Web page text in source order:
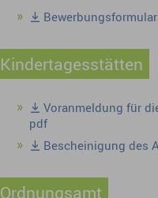
Kindertagesstätten
Voranmeldung für
pdf
Bescheinigung des
Ordnungsamt